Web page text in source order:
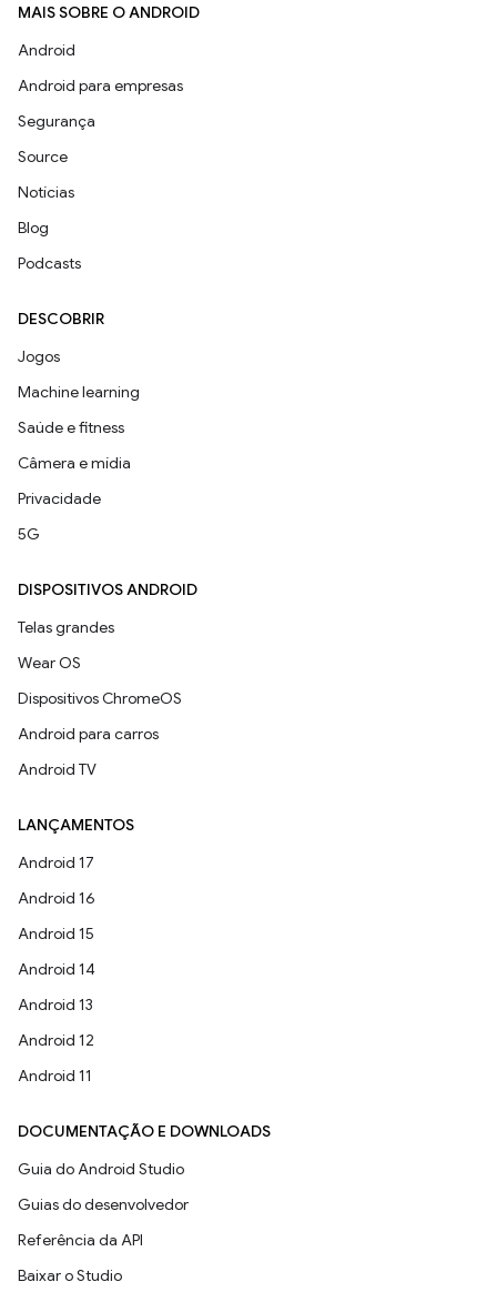
MAIS SOBRE O ANDROID
Android
Android para empresas
Segurança
Source
Notícias
Blog
Podcasts
DESCOBRIR
Jogos
Machine learning
Saúde e fitness
Câmera e mídia
Privacidade
5G
DISPOSITIVOS ANDROID
Telas grandes
Wear OS
Dispositivos ChromeOS
Android para carros
Android TV
LANÇAMENTOS
Android 17
Android 16
Android 15
Android 14
Android 13
Android 12
Android 11
DOCUMENTAÇÃO E DOWNLOADS
Guia do Android Studio
Guias do desenvolvedor
Referência da API
Baixar o Studio